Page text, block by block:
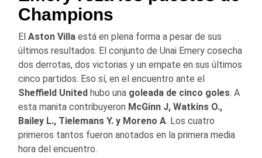
Champions
El Aston Villa está en plena forma a pesar de sus
últimos resultados. El conjunto de Unai Emery cosecha
dos derrotas, dos victorias y un empate en sus últimos
cinco partidos. Eso sí, en el encuentro ante el
Sheffield United hubo una goleada de cinco goles. A
esta manita contribuyeron McGinn J, Watkins O.,
Bailey L., Tielemans Y. y Moreno A. Los cuatro
primeros tantos fueron anotados en la primera media
hora del encuentro.